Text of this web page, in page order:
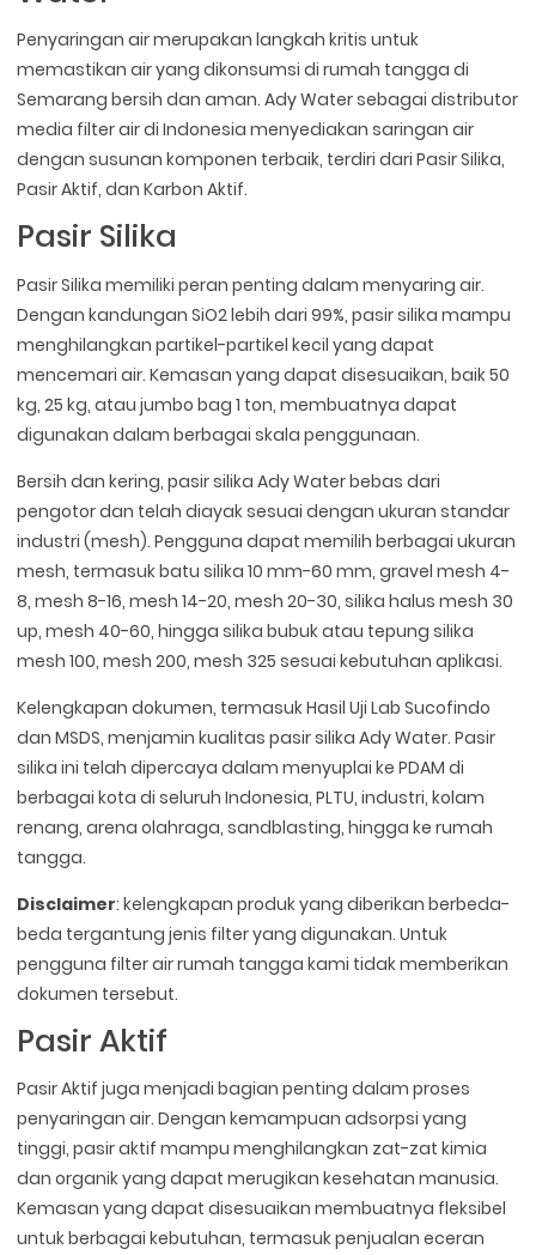
Penyaringan air merupakan langkah kritis untuk
memastikan air yang dikonsumsi di rumah tangga di
Semarang bersih dan aman. Ady Water sebagai distributor
media filter air di Indonesia menyediakan saringan air
dengan susunan komponen terbaik, terdiri dari Pasir Silika,
Pasir Aktif, dan Karbon Aktif.
Pasir Silika
Pasir Silika memiliki peran penting dalam menyaring air.
Dengan kandungan SiO2 lebih dari 99%, pasir silika mampu
menghilangkan partikel-partikel kecil yang dapat
mencemari air. Kemasan yang dapat disesuaikan, baik 50
kg, 25 kg, atau jumbo bag 1 ton, membuatnya dapat
digunakan dalam berbagai skala penggunaan.
Bersih dan kering, pasir silika Ady Water bebas dari
pengotor dan telah diayak sesuai dengan ukuran standar
industri (mesh). Pengguna dapat memilih berbagai ukuran
mesh, termasuk batu silika 10 mm-60 mm, gravel mesh 4-
8, mesh 8-16, mesh 14-20, mesh 20-30, silika halus mesh 30
up, mesh 40-60, hingga silika bubuk atau tepung silika
mesh 100, mesh 200, mesh 325 sesuai kebutuhan aplikasi.
Kelengkapan dokumen, termasuk Hasil Uji Lab Sucofindo
dan MSDS, menjamin kualitas pasir silika Ady Water. Pasir
silika ini telah dipercaya dalam menyuplai ke PDAM di
berbagai kota di seluruh Indonesia, PLTU, industri, kolam
renang, arena olahraga, sandblasting, hingga ke rumah
tangga.
Disclaimer: kelengkapan produk yang diberikan berbeda-
beda tergantung jenis filter yang digunakan. Untuk
pengguna filter air rumah tangga kami tidak memberikan
dokumen tersebut.
Pasir Aktif
Pasir Aktif juga menjadi bagian penting dalam proses
penyaringan air. Dengan kemampuan adsorpsi yang
tinggi, pasir aktif mampu menghilangkan zat-zat kimia
dan organik yang dapat merugikan kesehatan manusia.
Kemasan yang dapat disesuaikan membuatnya fleksibel
untuk berbagai kebutuhan, termasuk penjualan eceran